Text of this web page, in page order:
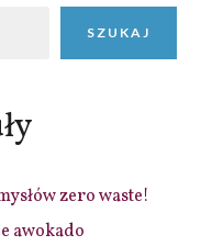
SZUKAJ
zero waste!
awokado